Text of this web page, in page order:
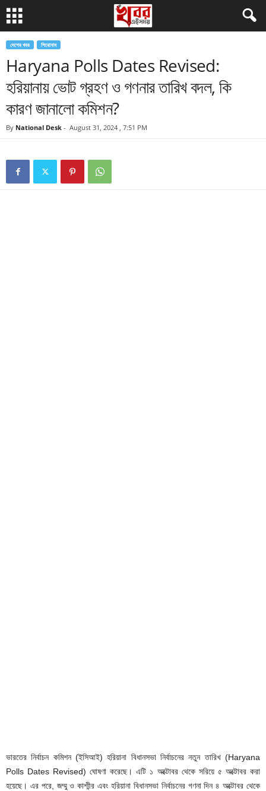
দেশের খবর শিরোনাম
Haryana Polls Dates Revised:
হরিয়ানায় ভোট গ্রহণ ও গণনার তারিখ বদল, কি
কারণ জানালো কমিশন?
By National Desk - August 31, 2024 , 7:51 PM
ভারতের নির্বাচন কমিশন (ইসিআই) হরিয়ানা বিধানসভা নির্বাচনের নতুন তারিখ (Haryana
Polls Dates Revised) ঘোষণা করেছে। এটি ১ অক্টোবর থেকে সরিয়ে ৫ অক্টোবর করা
হয়েছে। এর পরে, জম্মু ও কাশ্মীর এবং হরিয়ানা বিধানসভা নির্বাচনের গণনা দিন ৪ অক্টোবর থেকে